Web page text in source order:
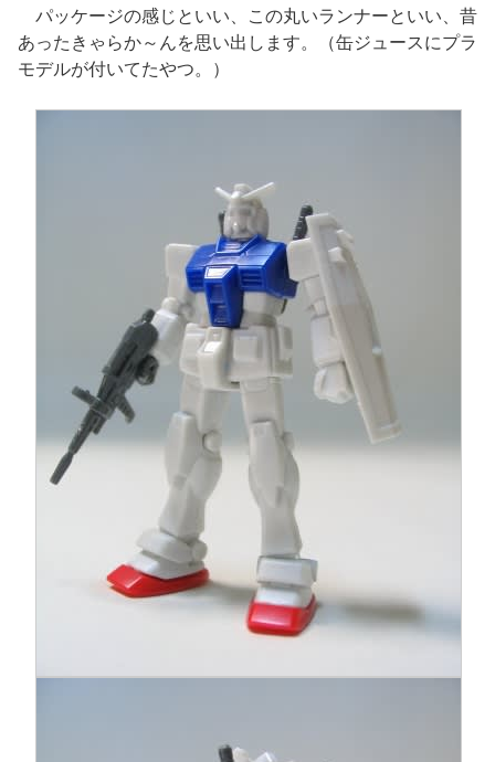
パッケージの感じといい、この丸いランナーといい、昔
あったきゃらか～んを思い出します。（缶ジュースにプラ
モデルが付いてたやつ。）